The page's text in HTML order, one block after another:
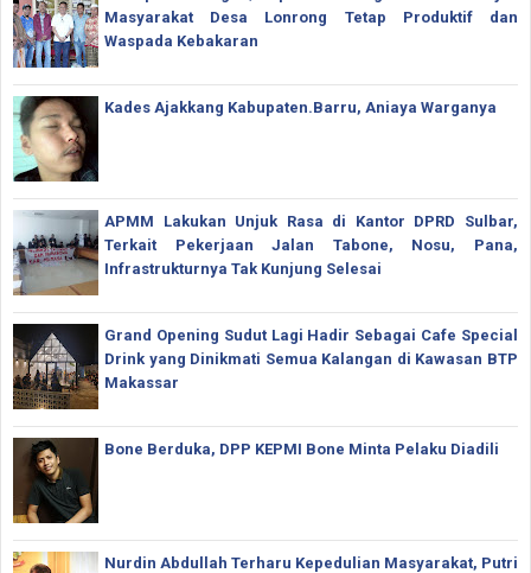
Masyarakat Desa Lonrong Tetap Produktif dan
Waspada Kebakaran
Kades Ajakkang Kabupaten.Barru, Aniaya Warganya
APMM Lakukan Unjuk Rasa di Kantor DPRD Sulbar,
Terkait Pekerjaan Jalan Tabone, Nosu, Pana,
Infrastrukturnya Tak Kunjung Selesai
Grand Opening Sudut Lagi Hadir Sebagai Cafe Special
Drink yang Dinikmati Semua Kalangan di Kawasan BTP
Makassar
Bone Berduka, DPP KEPMI Bone Minta Pelaku Diadili
Nurdin Abdullah Terharu Kepedulian Masyarakat, Putri